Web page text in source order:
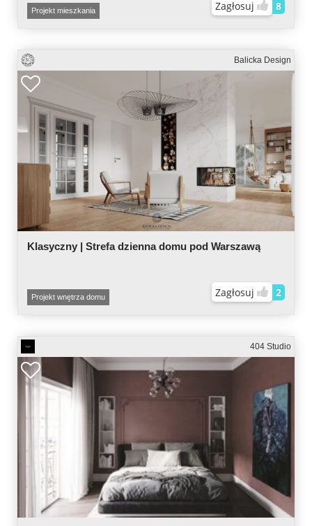
Projekt mieszkania Zagłosuj 8
Balicka Design
Klasyczny | Strefa dzienna domu pod Warszawą
Projekt wnętrza domu Zagłosuj 2
404 Studio